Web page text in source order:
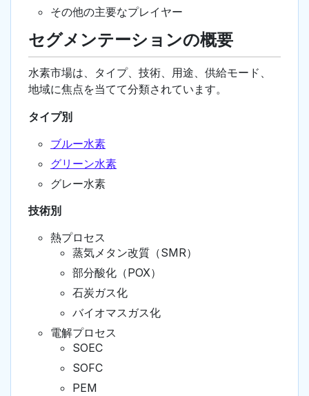
その他の主要なプレイヤー
セグメンテーションの概要
水素市場は、タイプ、技術、用途、供給モード、
地域に焦点を当てて分類されています。
タイプ別
ブルー水素
グリーン水素
グレー水素
技術別
熱プロセス
蒸気メタン改質（SMR）
部分酸化（POX）
石炭ガス化
バイオマスガス化
電解プロセス
SOEC
SOFC
PEM